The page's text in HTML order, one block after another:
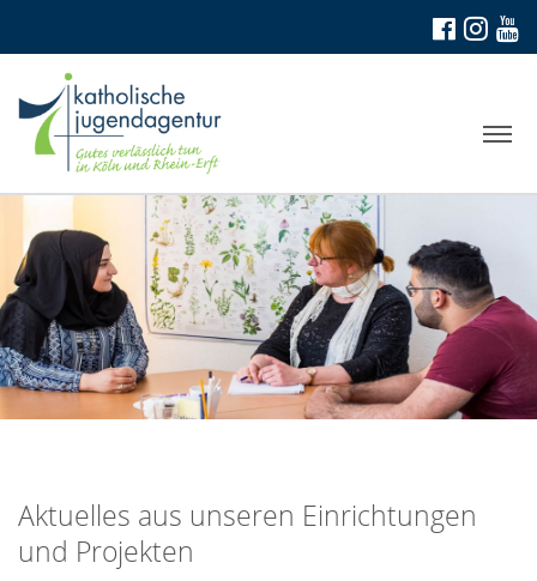
Aktuelles aus unseren Einrichtungen
und Projekten